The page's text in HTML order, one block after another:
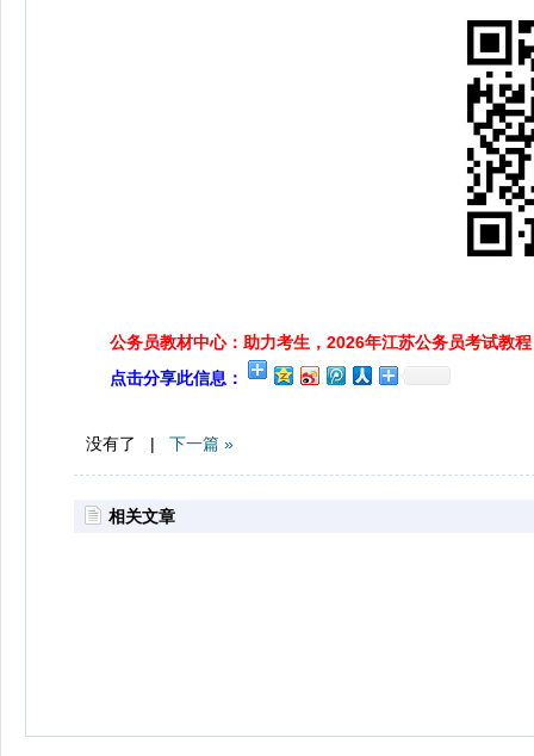
公务员教材中心：助力考生，2026年江苏公务员考试教程
点击分享此信息：
没有了 | 下一篇 »
相关文章